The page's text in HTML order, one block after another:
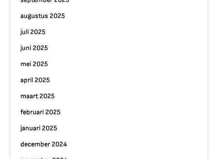
augustus 2025
juli 2025
juni 2025
mei 2025
april 2025
maart 2025
februari 2025
januari 2025
december 2024